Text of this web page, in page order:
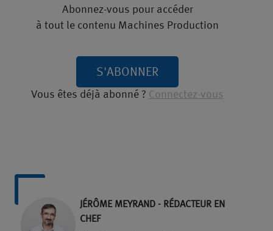
Abonnez-vous pour accéder
à tout le contenu Machines Production
S'ABONNER
Vous êtes déjà abonné ? Connectez-vous
JÉRÔME MEYRAND - RÉDACTEUR EN
CHEF